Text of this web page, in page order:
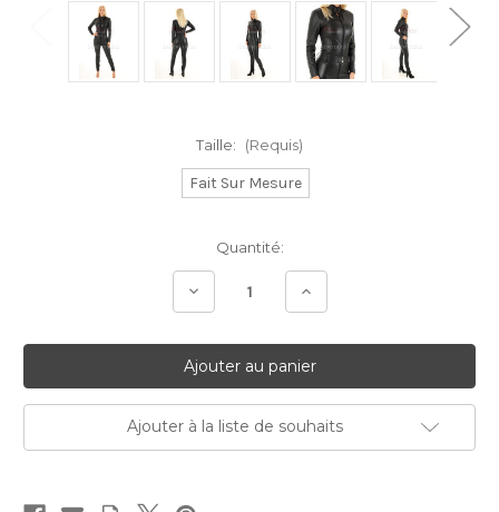
Taille: (Requis)
Fait Sur Mesure
Quantité:
Diminuer Augmenter
Ajouter à la liste de souhaits